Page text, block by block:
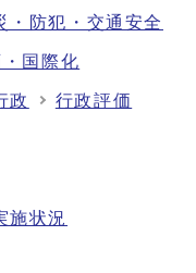
・防犯・交通安全
国際化
政 行政評価
施状況